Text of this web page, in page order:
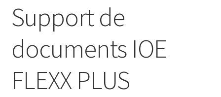
Support de
documents IOE
FLEXX PLUS